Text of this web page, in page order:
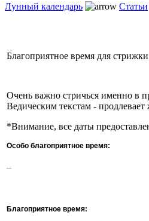
Лунный календарь Статьи
Благоприятное время для
Очень важно стричься именно в
Ведическим текстам -
*Внимание, все даты
Особо благоприятное время:
Благоприятное время: